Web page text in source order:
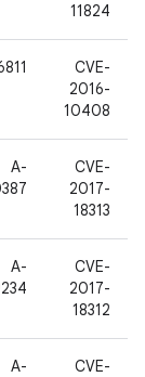
11824
CVE-
2016-
10408
CVE-
2017-
18313
A-
CVE-
2017-
18312
A-
CVE-
A-